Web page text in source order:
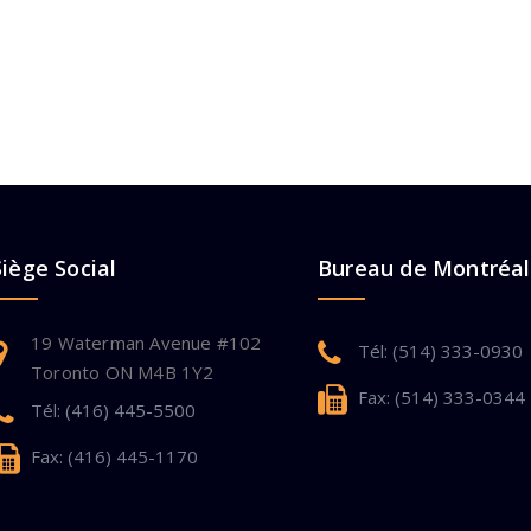
Social
19 Waterman Avenue #102
Toronto ON M4B 1Y2
Tél: (416) 445-5500
Fax: (416) 445-1170
Bureau de Montréal
Tél: (514) 333-0930
Fax: (514) 333-0344